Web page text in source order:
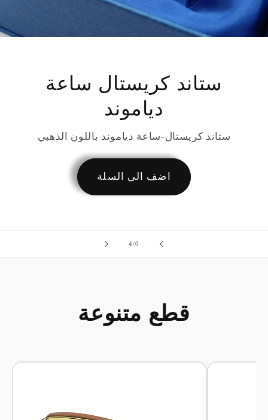
ستاند كريستال ساعة
دياموند
ستاند كريستال-ساعة دياموند باللون الذهبي
اضف الى السلة
0
/ل4
قطع متنوعة